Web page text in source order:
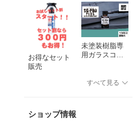
お得なセット
販売
未塗装樹脂専
用ガラスコー
すべて見る
ショップ情報